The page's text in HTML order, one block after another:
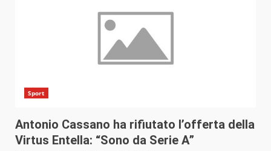
Sport
Antonio Cassano ha rifiutato l’offerta della
Virtus Entella: “Sono da Serie A”